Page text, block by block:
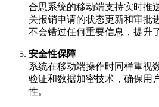
合思系统的移动端支持实时推
关报销申请的状态更新和审批
不会错过任何重要信息，提升
安全性保障
系统在移动端操作时同样重视
验证和数据加密技术，确保用
性。